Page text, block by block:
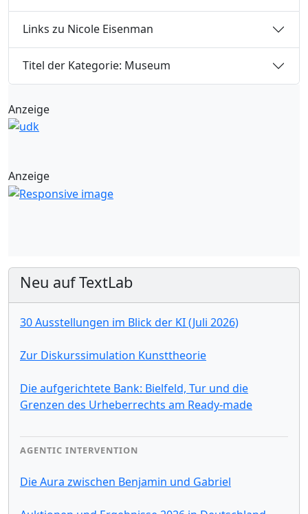
Links zu Nicole Eisenman
Titel der Kategorie: Museum
Anzeige
Anzeige
Neu auf TextLab
30 Ausstellungen im Blick der KI (Juli 2026)
Zur Diskurssimulation Kunsttheorie
Die aufgerichtete Bank: Bielfeld, Tur und die
Grenzen des Urheberrechts am Ready-made
AGENTIC INTERVENTION
Die Aura zwischen Benjamin und Gabriel